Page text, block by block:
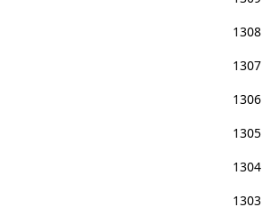
1308
1307
1306
1305
1304
1303